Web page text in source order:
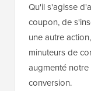
Qu'il s'agisse
coupon, de
une autre
minuteurs de
augmenté
conversion.